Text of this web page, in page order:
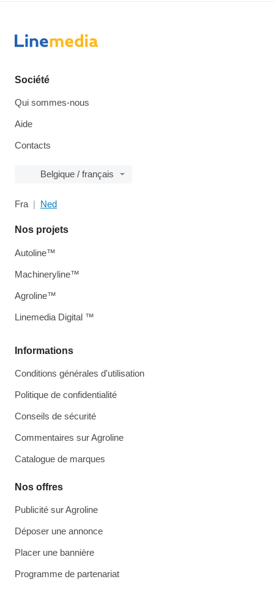
Société
Qui sommes-nous
Aide
Contacts
Belgique / français
Fra Ned
Informations
Conditions générales d'utilisation
Politique de confidentialité
Conseils de sécurité
Commentaires sur Agroline
Catalogue de marques
Nos offres
Publicité sur Agroline
Déposer une annonce
Placer une bannière
Programme de partenariat
Nos projets
Autoline™
Machineryline™
Agroline™
Linemedia Digital ™